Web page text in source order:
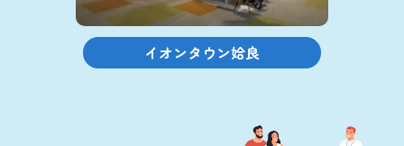
イオンタウン姶良